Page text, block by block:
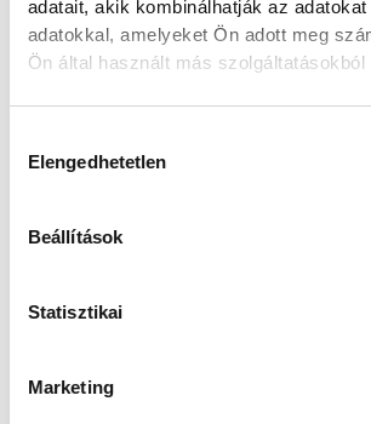
adatait, akik kombinálhatják az
adatokkal, amelyeket Ön adott meg
Ön által használt más szolgáltatásokból
Elengedhetetlen
Beállítások
Statisztikai
Marketing
SOROZAT FÉRFI FUTSAL
HELYÉRT, 2025/
HAZAI
VEHÍR
VENDÉG
DEAC FUTSAL
IDŐPONT
2026. JÚNIUS 5.
EREDMÉNY